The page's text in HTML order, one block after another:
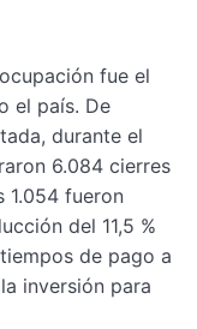
fue el
el país. De
durante el
6.084 cierres
1.054 fueron
del 11,5 %
de pago a
inversión para